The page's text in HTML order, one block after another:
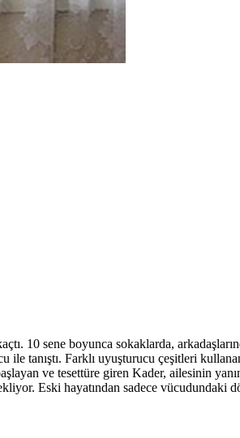
10 sene boyunca sokaklarda,
tanıştı. Farklı uyuşturucu çeşitleri
ve tesettüre giren Kader, ailesinin
Eski hayatından sadece vücudundaki